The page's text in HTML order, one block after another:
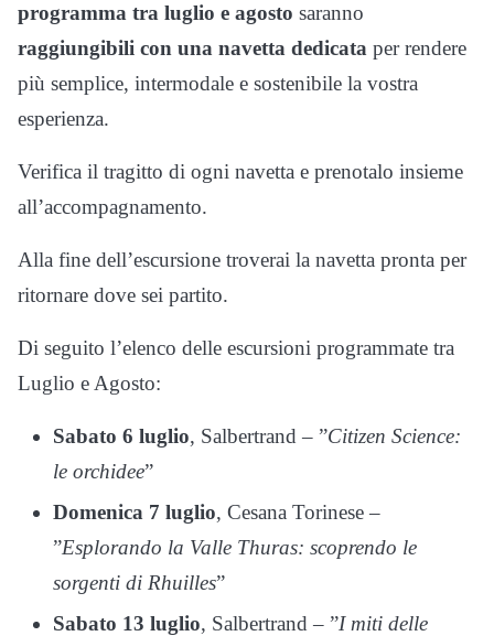
programma tra luglio e agosto saranno
raggiungibili con una navetta dedicata per rendere
più semplice, intermodale e sostenibile la vostra
esperienza.
Verifica il tragitto di ogni navetta e prenotalo insieme
all’accompagnamento.
Alla fine dell’escursione troverai la navetta pronta per
ritornare dove sei partito.
Di seguito l’elenco delle escursioni programmate tra
Luglio e Agosto:
Sabato 6 luglio, Salbertrand – ”Citizen Science:
le orchidee”
Domenica 7 luglio, Cesana Torinese –
”Esplorando la Valle Thuras: scoprendo le
sorgenti di Rhuilles”
Sabato 13 luglio, Salbertrand – ”I miti delle